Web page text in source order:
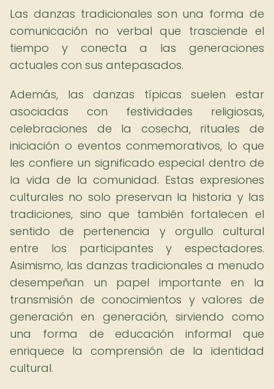
Las danzas tradicionales son una forma de
comunicación no verbal que trasciende el
tiempo y conecta a las generaciones
actuales con sus antepasados.
Además, las danzas típicas suelen estar
asociadas con festividades religiosas,
celebraciones de la cosecha, rituales de
iniciación o eventos conmemorativos, lo que
les confiere un significado especial dentro de
la vida de la comunidad. Estas expresiones
culturales no solo preservan la historia y las
tradiciones, sino que también fortalecen el
sentido de pertenencia y orgullo cultural
entre los participantes y espectadores.
Asimismo, las danzas tradicionales a menudo
desempeñan un papel importante en la
transmisión de conocimientos y valores de
generación en generación, sirviendo como
una forma de educación informal que
enriquece la comprensión de la identidad
cultural.